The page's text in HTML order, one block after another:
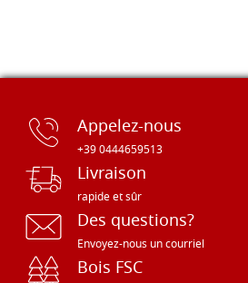
Appelez-nous
+39 0444659513
Livraison
rapide et sûr
Des questions?
Envoyez-nous un courriel
Bois FSC